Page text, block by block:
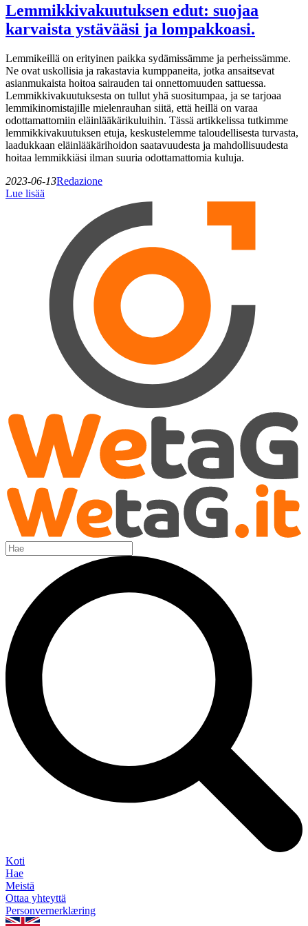
Lemmikkivakuutuksen edut: suojaa
karvaista ystävääsi ja lompakkoasi.
Lemmikeillä on erityinen paikka sydämissämme ja perheissämme.
Ne ovat uskollisia ja rakastavia kumppaneita, jotka ansaitsevat
asianmukaista hoitoa sairauden tai onnettomuuden sattuessa.
Lemmikkivakuutuksesta on tullut yhä suositumpaa, ja se tarjoaa
lemmikinomistajille mielenrauhan siitä, että heillä on varaa
odottamattomiin eläinlääkärikuluihin. Tässä artikkelissa tutkimme
lemmikkivakuutuksen etuja, keskustelemme taloudellisesta turvasta,
laadukkaan eläinlääkärihoidon saatavuudesta ja mahdollisuudesta
hoitaa lemmikkiäsi ilman suuria odottamattomia kuluja.
2023-06-13Redazione
Lue lisää
Koti
Hae
Meistä
Ottaa yhteyttä
Personvernerklæring